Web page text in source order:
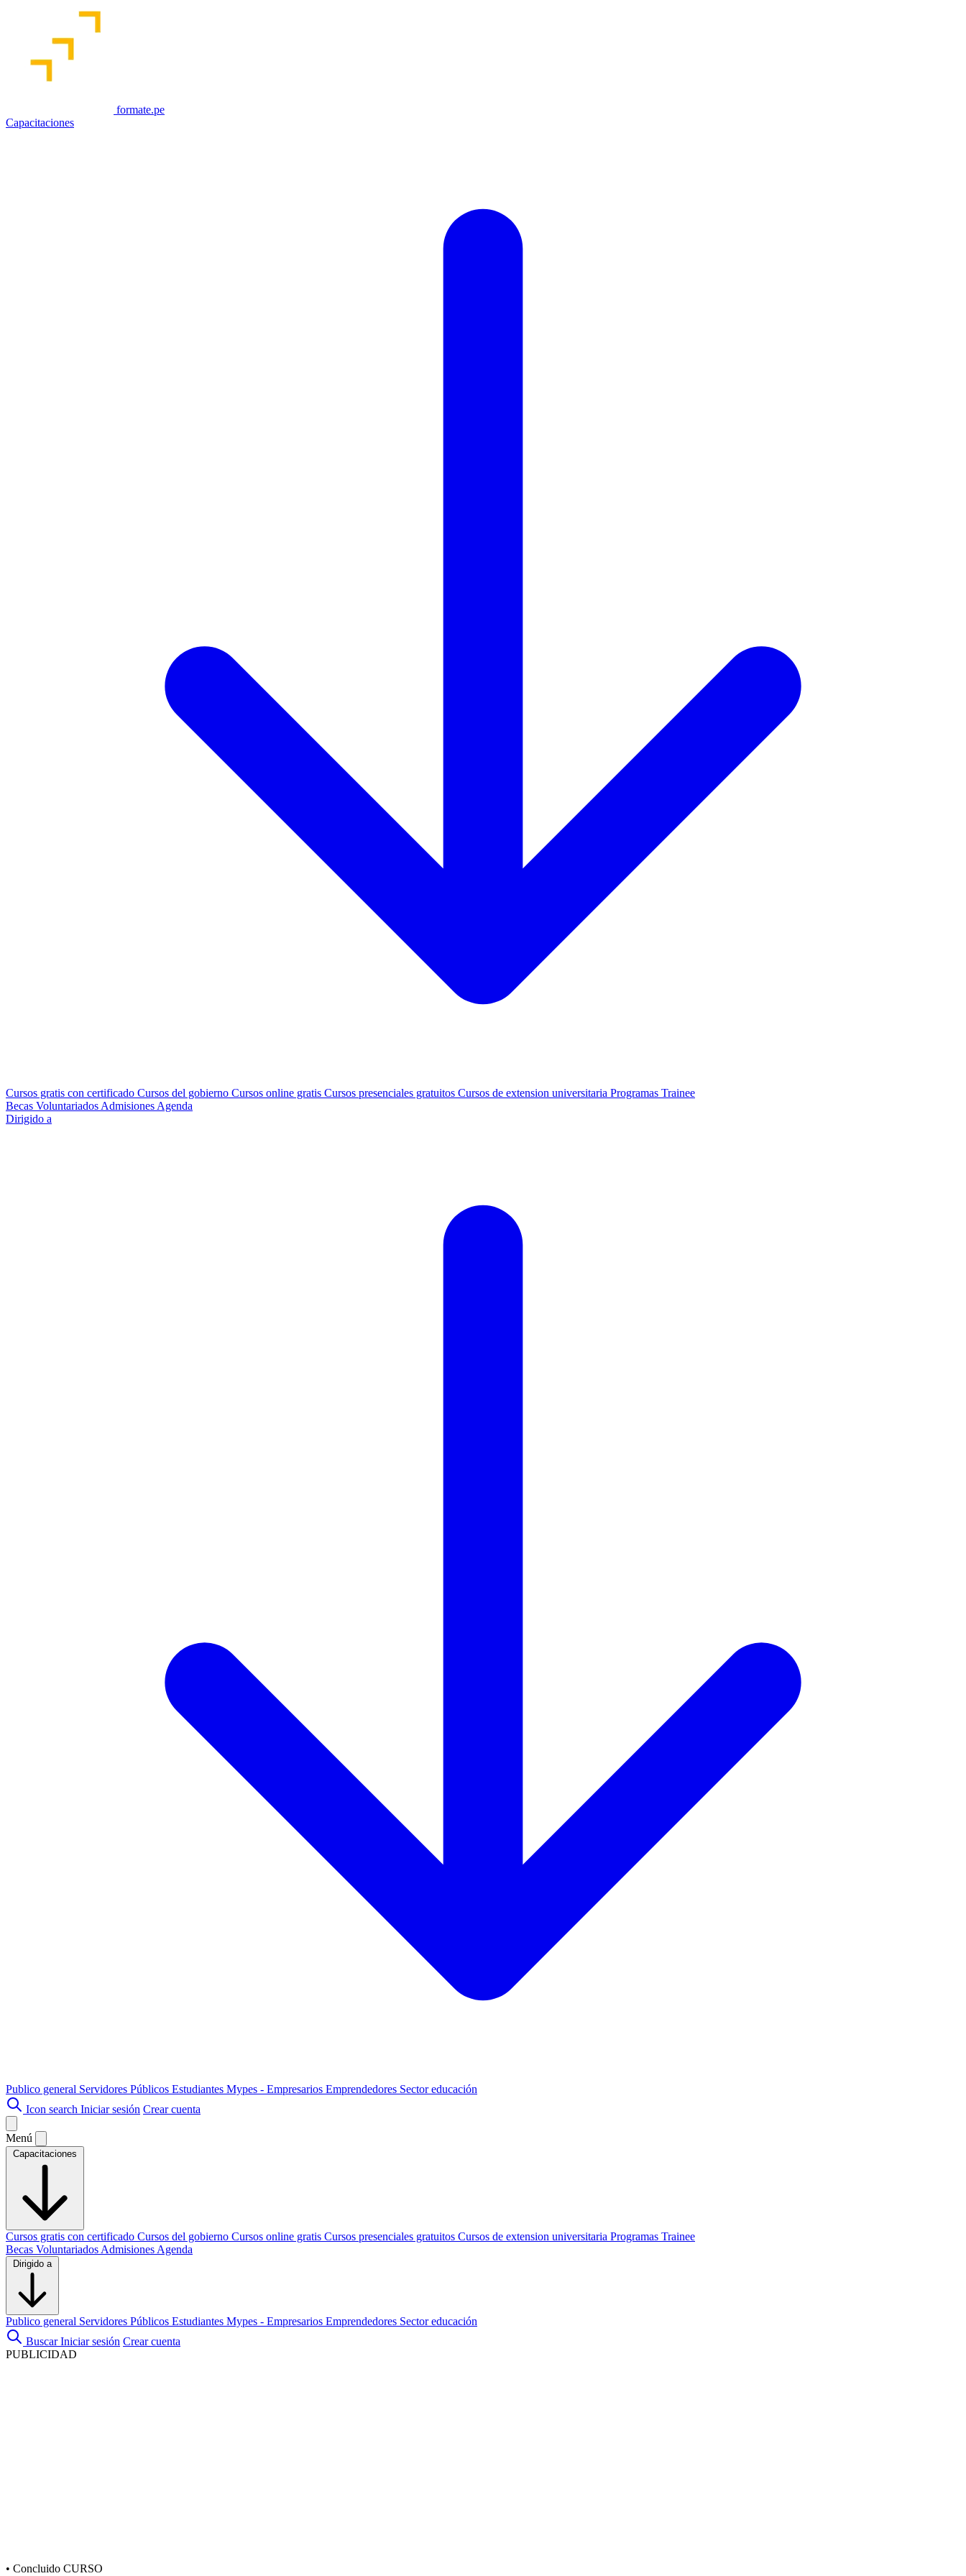
formate.pe
Capacitaciones
Cursos gratis con certificado Cursos del gobierno Cursos online gratis Cursos presenciales gratuitos Cursos de extension universitaria Programas Trainee
Becas Voluntariados Admisiones Agenda
Dirigido a
Publico general Servidores Públicos Estudiantes Mypes - Empresarios Emprendedores Sector educación
Icon search Iniciar sesión Crear cuenta
Menú
Capacitaciones
Cursos gratis con certificado Cursos del gobierno Cursos online gratis Cursos presenciales gratuitos Cursos de extension universitaria Programas Trainee
Becas Voluntariados Admisiones Agenda
Dirigido a
Publico general Servidores Públicos Estudiantes Mypes - Empresarios Emprendedores Sector educación
Buscar Iniciar sesión Crear cuenta
PUBLICIDAD
• Concluido CURSO